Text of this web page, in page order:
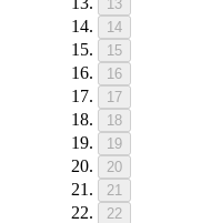
13
14
15
16
17
18
19
20
21
22